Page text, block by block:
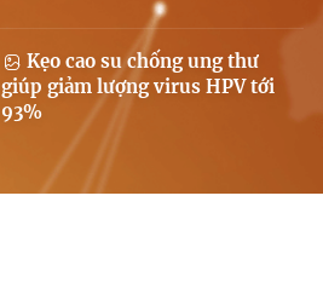
Kẹo cao su chống ung thư
giúp giảm lượng virus HPV tới
93%